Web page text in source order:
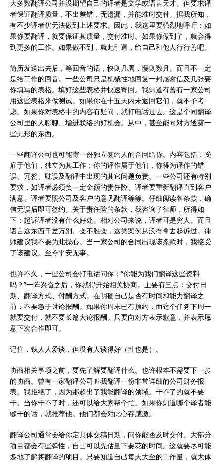
大多数翻译公司并没期望自己的译者是文学或语言天才。但要求译
者保证翻译质量，不出差错，无遗漏，并能准时交付。据我所知，
有不少译者仍无法做到上述要求。因此，我这里要强烈地呼吁：如
果你要翻译，就要保证其质量，交付准时。如果你做到了，就会得
到更多的工作。如果做不到，就此引退，给自己和他人行行善吧。
简历发送出去后，等回音的话，快则几周，慢则数月。而且不一定
是给工作的回音。一些公司只是机械性地回复一封感谢信及几张要
你填写的表格。填好这些表格并快速寄回。我知道有曾有一家公司
用这些表格来做测试。如果你在十五天内未返回它们，就不予考
虑。如果你对表格中的内容有疑问，就打电话过去。这是个同翻译
公司里的人聊聊、增进联络的好机会。从中，甚至能向对方透露一
些无形的东西。
一些翻译公司也可能寄一份独立签约人的合同给你。内容包括：受
雇于他们，独立为其工作；你的译作属于他们，你得为译作的错
误、冗赘、耽误及翻译中出现的其它问题负责。一些公司还有特别
要求，如译者必须负一定金额的责任险、译者要重新翻译直到客户
满意、译者要照公司及客户的意见翻译等等。仔细阅读各条款，确
信无误后即可签约。关于责任险的条款，我咨询了律师，所得如
下：起诉译者没有什么好处。相对公司来说，译者可是穷人。而且
语言这东西千差万别、变不胜变，这类案例从没有拿去起诉过。律
师建议我不要为此操心。当一家公司的合同出现该条款时，我接受
了该建议。至今平安无事。
也许不久，一些公司会打电话问你：“你能为我们翻译这些资料
吗？”一阵兴奋之后，你就得开始相关协商。主要有三点：交付日
期、翻译方式、付酬方式。在明确自己是否有时间和能力翻译之
前，不要急于讨论报酬。如果你周末已有预约，而这个任务下周一
就要交付，就不要长篇大论报酬。只要向对方表示歉意，并表示愿
意下次合作即可。
记住，钱人人爱谈，但没有人谈得好（性也是）。
协商相关事项之前，要先了解要翻译什么。也许根本不需要下一步
的协商。曾有一家翻译公司叫我翻译一份非常详细的公司财务报
表。我拒绝了，因为那超出了我能翻译的领域。干不了的就不要
干。当你干不了时，还可以给大家帮个忙。如果你知道哪个译者能
够干的话，就推荐他。他们都会对此心存感激。
翻译公司通常会给你定具体交稿日期，问你能否及时交付。大部分
项目都会有些弹性，自己可以先估量下要花的时间。这就要尽可能
多地了解将翻译的项目。只要知道自己每天大至的工作量，就大体